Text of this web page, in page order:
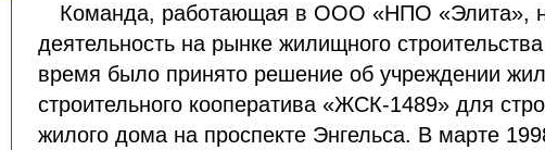
Команда, работающая в ООО «НПО «Элита»,
деятельность на рынке жилищного
время было принято решение об учреждении
строительного кооператива «ЖСК-1489» для
жилого дома на проспекте Энгельса. В марте